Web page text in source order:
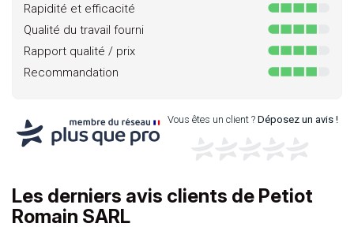
Rapidité et efficacité
Qualité du travail fourni
Rapport qualité / prix
Recommandation
Vous êtes un client ?Déposez un avis !
Les derniers avis clients de Petiot
Romain SARL